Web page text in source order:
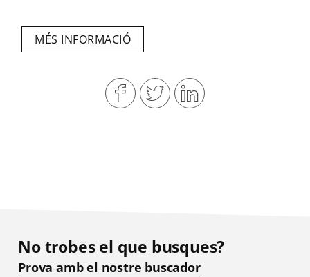
MÉS INFORMACIÓ
No trobes el que busques?
Prova amb el nostre buscador